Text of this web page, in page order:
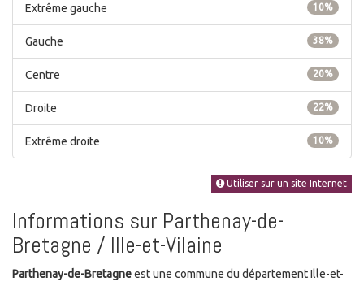
10%
Extrême gauche
38%
Gauche
20%
Centre
22%
Droite
10%
Extrême droite
Utiliser sur un site Internet
Informations sur Parthenay-de-
Bretagne / Ille-et-Vilaine
Parthenay-de-Bretagneest une commune du département Ille-et-